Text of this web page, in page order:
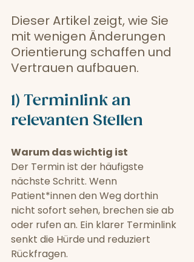
Dieser Artikel zeigt, wie Sie
mit wenigen Änderungen
Orientierung schaffen und
Vertrauen aufbauen.
1) Terminlink an
relevanten Stellen
Warum das wichtig ist
Der Termin ist der häufigste
nächste Schritt. Wenn
Patient*innen den Weg dorthin
nicht sofort sehen, brechen sie ab
oder rufen an. Ein klarer Terminlink
senkt die Hürde und reduziert
Rückfragen.